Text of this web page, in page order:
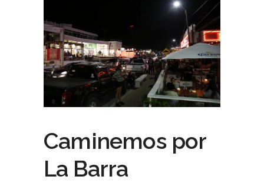
Caminemos por
La Barra